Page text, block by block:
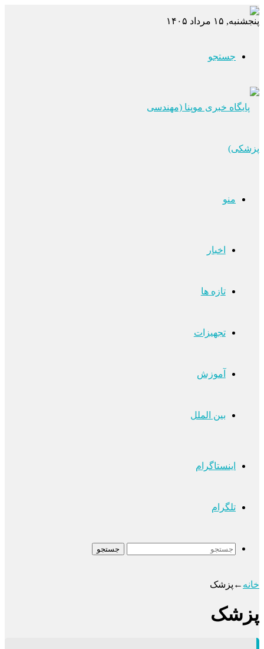
پنجشنبه, ۱۵ مرداد ۱۴۰۵
جستجو
منو
اخبار
تازه ها
تجهیزات
آموزش
بین الملل
اینستاگرام
تلگرام
جستجو
خانه ← پزشک
پزشک